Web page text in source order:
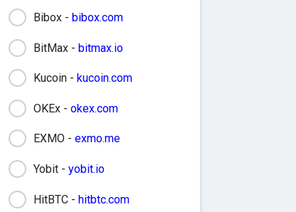
Bibox - bibox.com
BitMax - bitmax.io
Kucoin - kucoin.com
OKEx - okex.com
EXMO - exmo.me
Yobit - yobit.io
HitBTC - hitbtc.com